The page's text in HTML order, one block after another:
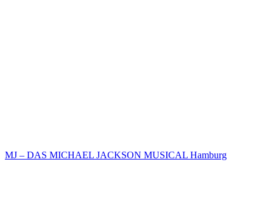
MJ – DAS MICHAEL JACKSON MUSICAL Hamburg